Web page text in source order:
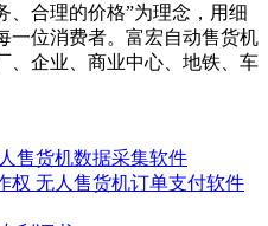
、合理的价格”为理念，用细
一位消费者。富宏自动售货机
、企业、商业中心、地铁、车
售货机数据采集软件
无人售货机订单支付软件